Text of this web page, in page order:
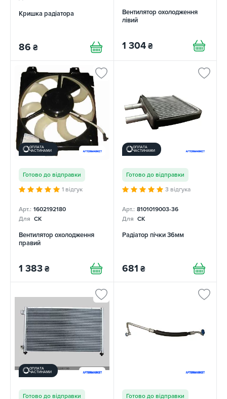
Кришка радіатора
86 ₴
Вентилятор охолодження
лівий
1 304 ₴
ОПЛАТА
ЧАСТИНАМИ
Готово до відправки
1 відгук
Арт.: 1602192180
Для CK
Вентилятор охолодження
правий
1 383 ₴
ОПЛАТА
ЧАСТИНАМИ
Готово до відправки
3 відгука
Арт.: 8101019003-36
Для CK
Радіатор пічки 36мм
681 ₴
ОПЛАТА
ЧАСТИНАМИ
Готово до відправки Готово до відправки